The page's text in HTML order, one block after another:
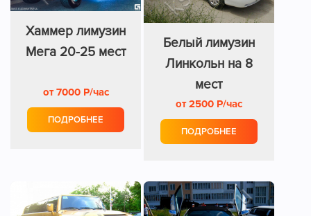
Хаммер лимузин
Мега 20-25 мест
от 7000 Р/час
ПОДРОБНЕЕ
Белый лимузин
Линкольн на 8
мест
от 2500 Р/час
ПОДРОБНЕЕ